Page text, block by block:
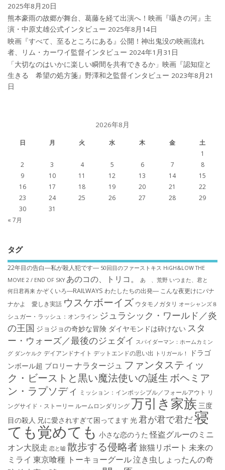
2025年8月20日
熊本豪雨の故郷が舞台、葛藤を経て出演へ！映画『囁きの河』主
演・中原丈雄公式インタビュー 2025年8月14日
映画『すべて、至るところにある』公開！神出鬼没の映画流れ
者、リム・カーワイ監督インタビュー 2024年1月31日
「大切なのはいかに楽しい瞬間を共有できるか」映画『認知症と
生きる 希望の処方箋』野澤和之監督インタビュー 2023年8月21
日
2026年8月
日 月 火 水 木 金
土
1
2
3 4 5 6 7
8
9
10 11 12 13 14
15
16
17 18 19 20 21
22
23
24 25 26 27 28
29
30
31
« 7月
タグ
22年目の告白―私が殺人犯です― 50回目のファーストキス HiGH&LOW THE
MOVIE 2 / END OF SKY あのコの、トリコ。 あゝ、荒野 いつまた、君と
何日君再来 かぞくいろ―RAILWAYS わたしたちの出発― こんな夜更けにバナ
ナかよ 愛しき実話 ウスケボーイズ ウタモノガタリ オーシャンズ８
シュガー・ラッシュ：オ​ンライン ジュラシック・ワールド／炎
の王国 ジョジョの奇妙な冒険 ダイヤモンドは砕けない スタ
ー・ウォーズ／最後のジェダイ スパイダーマン：ホームカミン
グ ダンケルク デイアンドナイト デットエンドの思い出 トリガール！
ドラゴ
ンボール超 ブロリー ナラタージュ ファンタスティッ
ク・ビーストと黒い魔法使いの誕生 ボヘミア
ン・ラプソディ ミッション：インポッシブル／フォールアウト リ
ングサイド・ストーリー ルームロンダリング万引き家族 三度
目の殺人 兄に愛されすぎて困ってます 光君が君で君だ寝
ても覚めても 小さな恋のうた 怪盗グルーのミニ
オン大脱走 恋と嘘 散歩する侵略者旅猫リポート 未来の
ミライ 東京喰種 トーキョーグール泣き虫しょったんの奇